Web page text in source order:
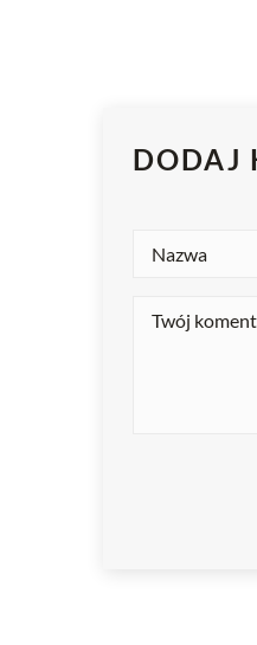
DODAJ